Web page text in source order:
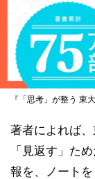
『「思考」が整う 東
著者によれば
「見返す」た
報を、ノート